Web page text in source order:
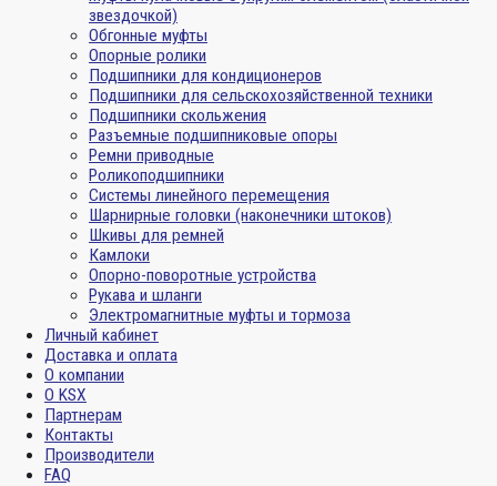
звездочкой)
Обгонные муфты
Опорные ролики
Подшипники для кондиционеров
Подшипники для сельскохозяйственной техники
Подшипники скольжения
Разъемные подшипниковые опоры
Ремни приводные
Роликоподшипники
Системы линейного перемещения
Шарнирные головки (наконечники штоков)
Шкивы для ремней
Камлоки
Опорно-поворотные устройства
Рукава и шланги
Электромагнитные муфты и тормоза
Личный кабинет
Доставка и оплата
О компании
О KSX
Партнерам
Контакты
Производители
FAQ